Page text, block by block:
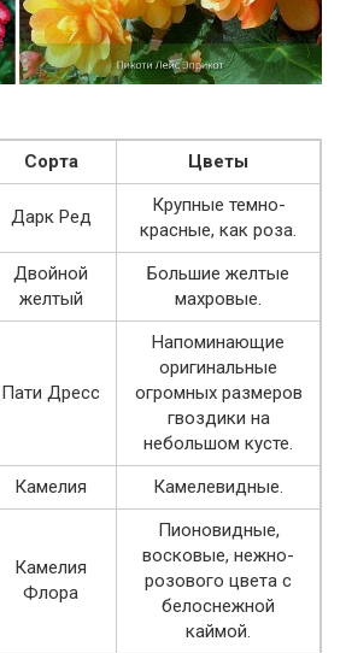
Сорта Цветы
Дарк Ред
Крупные темно-
красные, как роза.
Двойной
желтый
Большие желтые
махровые.
Пати Дресс
Напоминающие
оригинальные
огромных размеров
гвоздики на
небольшом кусте.
Камелия
Камелевидные.
Камелия
Флора
Пионовидные,
восковые, нежно-
розового цвета с
белоснежной
каймой.